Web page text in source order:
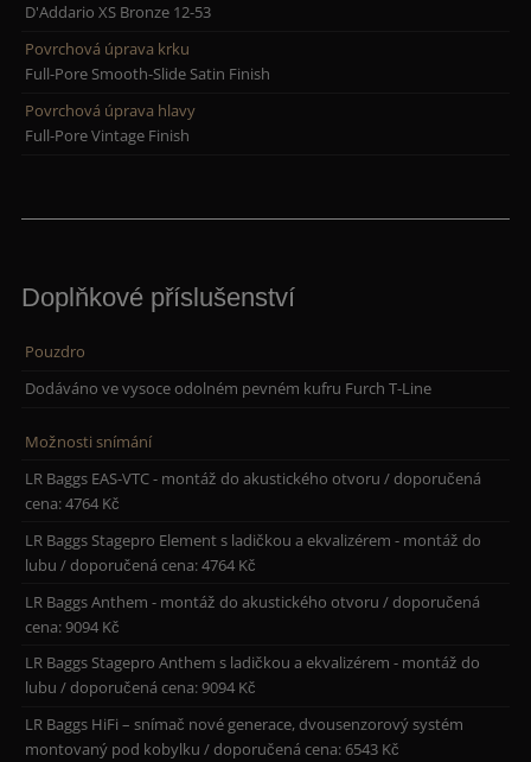
D'Addario XS Bronze 12-53
Povrchová úprava krku
Full-Pore Smooth-Slide Satin Finish
Povrchová úprava hlavy
Full-Pore Vintage Finish
Doplňkové příslušenství
Pouzdro
Dodáváno ve vysoce odolném pevném kufru Furch T-Line
Možnosti snímání
LR Baggs EAS-VTC - montáž do akustického otvoru / doporučená
cena: 4764 Kč
LR Baggs Stagepro Element s ladičkou a ekvalizérem - montáž do
lubu / doporučená cena: 4764 Kč
LR Baggs Anthem - montáž do akustického otvoru / doporučená
cena: 9094 Kč
LR Baggs Stagepro Anthem s ladičkou a ekvalizérem - montáž do
lubu / doporučená cena: 9094 Kč
LR Baggs HiFi – snímač nové generace, dvousenzorový systém
montovaný pod kobylku / doporučená cena: 6543 Kč